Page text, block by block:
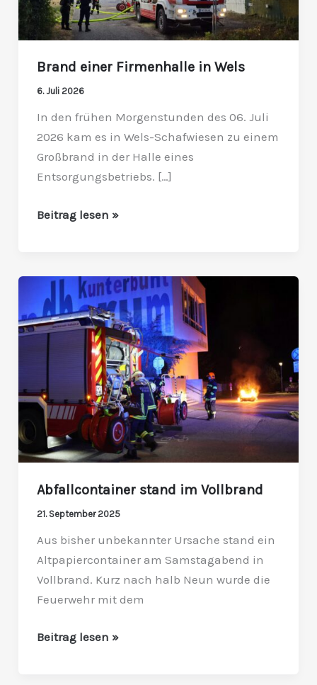
Brand einer Firmenhalle in Wels
6. Juli 2026
In den frühen Morgenstunden des 06. Juli
2026 kam es in Wels-Schafwiesen zu einem
Großbrand in der Halle eines
Entsorgungsbetriebs. […]
Beitrag lesen »
Abfallcontainer stand im Vollbrand
21. September 2025
Aus bisher unbekannter Ursache stand ein
Altpapiercontainer am Samstagabend in
Vollbrand. Kurz nach halb Neun wurde die
Feuerwehr mit dem
Abfallcontainer
stand
im
Vollbrand
Beitrag lesen »